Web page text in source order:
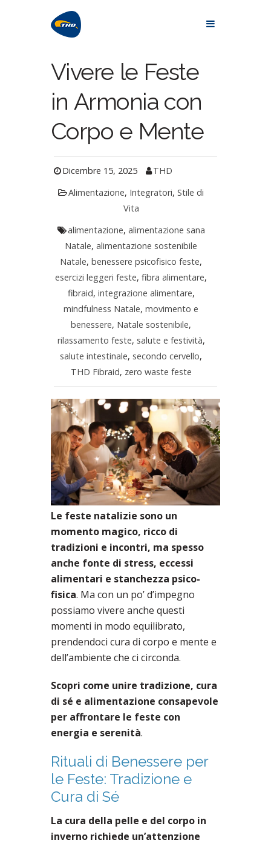
Vivere le Feste
in Armonia con
Corpo e Mente
Dicembre 15, 2025
THD
Alimentazione, Integratori,Stile di
Vita
alimentazione, alimentazione sana
Natale,alimentazione sostenibile
Natale,benessere psicofisico feste,
esercizi leggeri feste,fibra alimentare,
fibraid, integrazione alimentare,
mindfulness Natale,movimento e
benessere, Natale sostenibile,
rilassamento feste, salute e festività,
salute intestinale, secondo cervello,
THD Fibraid, zero waste feste
Le feste natalizie sono un
momento magico, ricco di
tradizioni e incontri, ma spesso
anche fonte di stress, eccessi
alimentari e stanchezza psico-
fisica. Ma con un po’ d’impegno
possiamo vivere anche questi
momenti in modo equilibrato,
prendendoci cura di corpo e mente e
dell’ambiente che ci circonda.
Scopri come unire tradizione, cura
di sé e alimentazione consapevole
per affrontare le feste con
energia e serenità.
Rituali di Benessere per
le Feste: Tradizione e
Cura di Sé
La cura della pelle e del corpo in
inverno richiede un’attenzione